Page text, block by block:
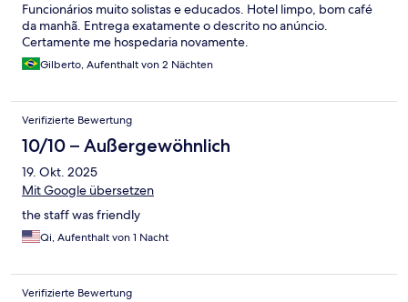
Funcionários muito solistas e educados. Hotel limpo, bom café
da manhã. Entrega exatamente o descrito no anúncio.
Certamente me hospedaria novamente.
Gilberto, Aufenthalt von 2 Nächten
Verifizierte Bewertung
10/10 – Außergewöhnlich
19. Okt. 2025
Mit Google übersetzen
the staff was friendly
Qi, Aufenthalt von 1 Nacht
Verifizierte Bewertung